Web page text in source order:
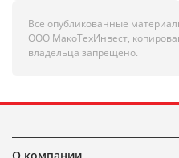
Все опубликованные
ООО МакоТехИнвест,
владельца запрещено.